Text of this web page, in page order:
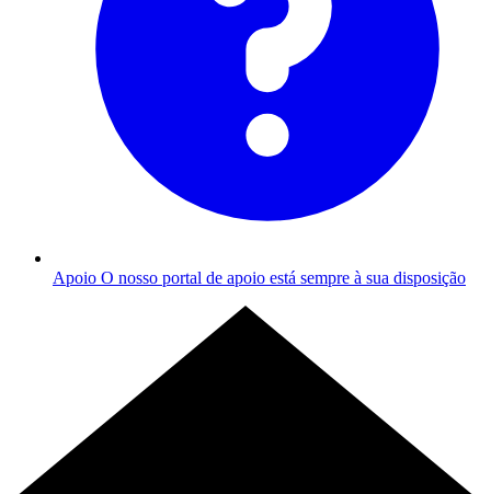
Apoio O nosso portal de apoio está sempre à sua disposição